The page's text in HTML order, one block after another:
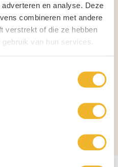
en analyse. Deze
combineren met andere
verstrekt of die ze hebben
van hun services.
Ideaal voor feestjes, horeca en
een Italiaans genietmoment met
gegarandeerd! Betala niet teveel
bij horecagoedkoop.nl